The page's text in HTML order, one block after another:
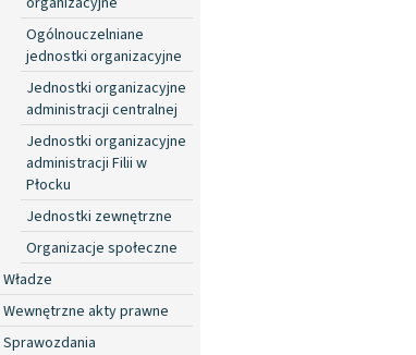
Ogólnouczelniane
jednostki organizacyjne
Jednostki organizacyjne
administracji centralnej
Jednostki organizacyjne
administracji Filii w
Płocku
Jednostki zewnętrzne
Organizacje społeczne
Władze
Wewnętrzne akty prawne
Sprawozdania